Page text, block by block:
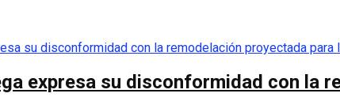
expresa su disconformidad con la